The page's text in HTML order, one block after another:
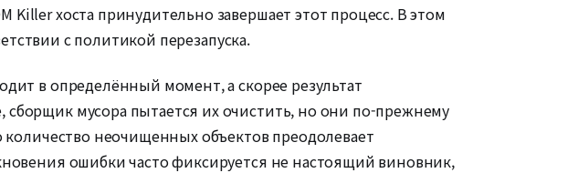
хоста принудительно завершает этот процесс. В этом
с политикой перезапуска.
в определённый момент, а скорее результат
мусора пытается их очистить, но они по-прежнему
количество неочищенных объектов преодолевает
ошибки часто фиксируется не настоящий виновник,